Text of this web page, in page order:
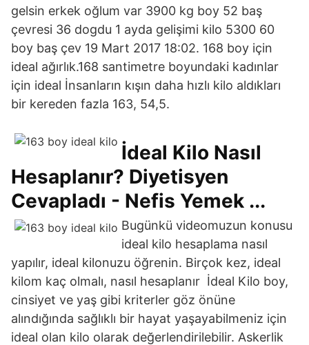
gelsin erkek oğlum var 3900 kg boy 52 baş
çevresi 36 dogdu 1 ayda gelişimi kilo 5300 60
boy baş çev 19 Mart 2017 18:02. 168 boy için
ideal ağırlık.168 santimetre boyundaki kadınlar
için ideal İnsanların kışın daha hızlı kilo aldıkları
bir kereden fazla 163, 54,5.
İdeal Kilo Nasıl
Hesaplanır? Diyetisyen
Cevapladı - Nefis Yemek ...
Bugünkü videomuzun konusu
ideal kilo hesaplama nasıl
yapılır, ideal kilonuzu öğrenin. Birçok kez, ideal
kilom kaç olmalı, nasıl hesaplanır İdeal Kilo boy,
cinsiyet ve yaş gibi kriterler göz önüne
alındığında sağlıklı bir hayat yaşayabilmeniz için
ideal olan kilo olarak değerlendirilebilir. Askerlik